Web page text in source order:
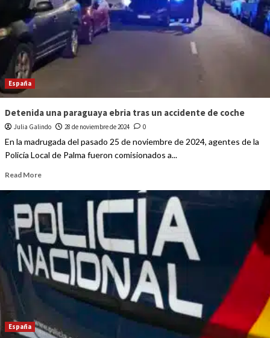
España
Detenida una paraguaya ebria tras un accidente de coche
Julia Galindo 28 de noviembre de 2024 0
En la madrugada del pasado 25 de noviembre de 2024, agentes de la
Policía Local de Palma fueron comisionados a...
Read More
España